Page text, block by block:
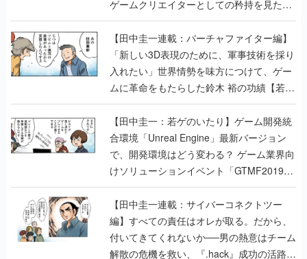
ゲームクリエイターとしての矜持を見た
【若ゲのいたり最終回】
【田中圭一連載：バーチャファイター編】
「新しい3D表現のために、軍事技術を採り
入れたい」世界情勢を味方につけて、ゲー
ムに革命をもたらした鈴木 裕の功績【若ゲ
のいたり】
【田中圭一：若ゲのいたり】ゲーム開発統
合環境「Unreal Engine」最新バージョン
で、開発環境はどう変わる？ ゲーム業界向
けソリューションイベント「GTMF2019」
に行って、より理解を深めよう【PR】
【田中圭一連載：サイバーコネクトツー
編】すべての責任はオレが取る。だから、
付いてきてくれないか──男の熱意はチーム
解散の危機を救い、『.hack』成功の活路を